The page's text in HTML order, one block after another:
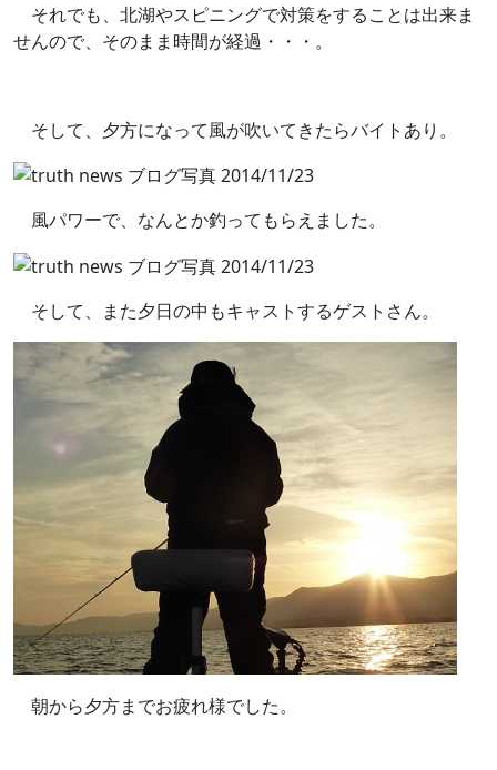
それでも、北湖やスピニングで対策をすることは出来ま
せんので、そのまま時間が経過・・・。
そして、夕方になって風が吹いてきたらバイトあり。
風パワーで、なんとか釣ってもらえました。
そして、また夕日の中もキャストするゲストさん。
朝から夕方までお疲れ様でした。